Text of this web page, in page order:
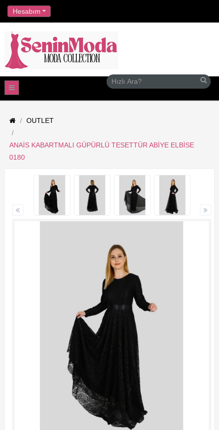
Hesabım
OUTLET
ANAIS KABARTMALI GÜPÜRLÜ TESETTÜR ABIYE ELBISE
0180